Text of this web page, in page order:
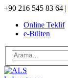
+90 216 545 83 64 |
Online Teklif
e-Bülten